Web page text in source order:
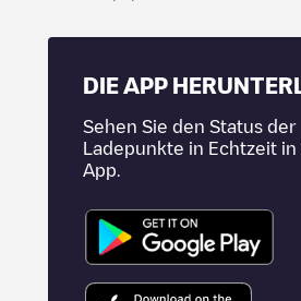
DIE APP
Sehen Sie den Status der
Ladepunkte in Echtzeit
App.